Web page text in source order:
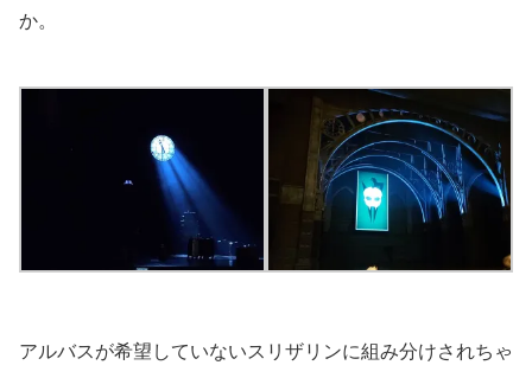
か。
アルバスが希望していないスリザリンに組み分けされちゃ